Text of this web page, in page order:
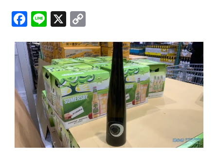
Fa
bo
ok
Li
X
y
Li
nk